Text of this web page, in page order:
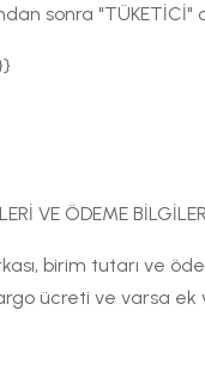
sonra "TÜKETİCİ"
VE ÖDEME
birim tutarı ve
ücreti ve varsa